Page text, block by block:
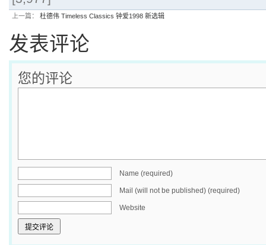
上一篇： 杜德伟 Timeless Classics 钟爱1998 新选辑
发表评论
您的评论
Name (required)
Mail (will not be published) (required)
Website